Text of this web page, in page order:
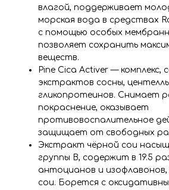
влагой, поддерживает
морская вода в средствах
с помощью особых
позволяет сохранить
веществ.
Pine Cica Activer — комплекс,
экстрактов сосны,
гликопротеинов. Снимает
покраснение, оказывает
противовоспалительное
защищает от свободных
Экстракт чёрной сои
группы B, содержит в 19.5
антоцианов и изофлавонов,
сои. Борется с